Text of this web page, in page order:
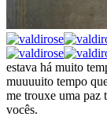
estava há muito
muuuuito tempo
me trouxe uma paz
vocês.